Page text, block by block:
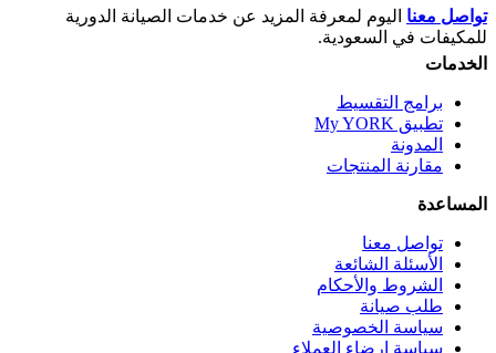
تواصل معنا اليوم لمعرفة المزيد عن خدمات الصيانة الدورية
للمكيفات في السعودية.
الخدمات
برامج التقسيط
تطبيق My YORK
المدونة
مقارنة المنتجات
المساعدة
تواصل معنا
الأسئلة الشائعة
الشروط والأحكام
طلب صيانة
سياسة الخصوصية
سياسة إرضاء العملاء